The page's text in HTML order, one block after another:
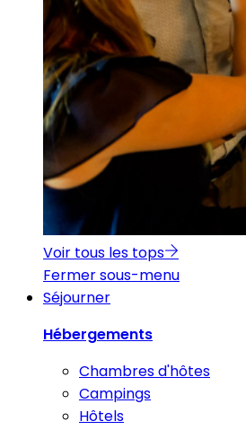
Voir tous les tops
Fermer sous-menu
Séjourner
Hébergements
Chambres d'hôtes
Campings
Hôtels